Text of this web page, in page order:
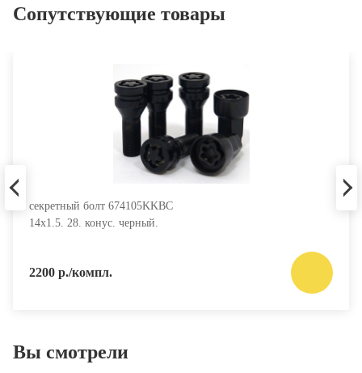
Сопутствующие товары
секретный болт 674105KKBC
14х1.5. 28. конус. черный.
2200 р./компл.
Вы смотрели